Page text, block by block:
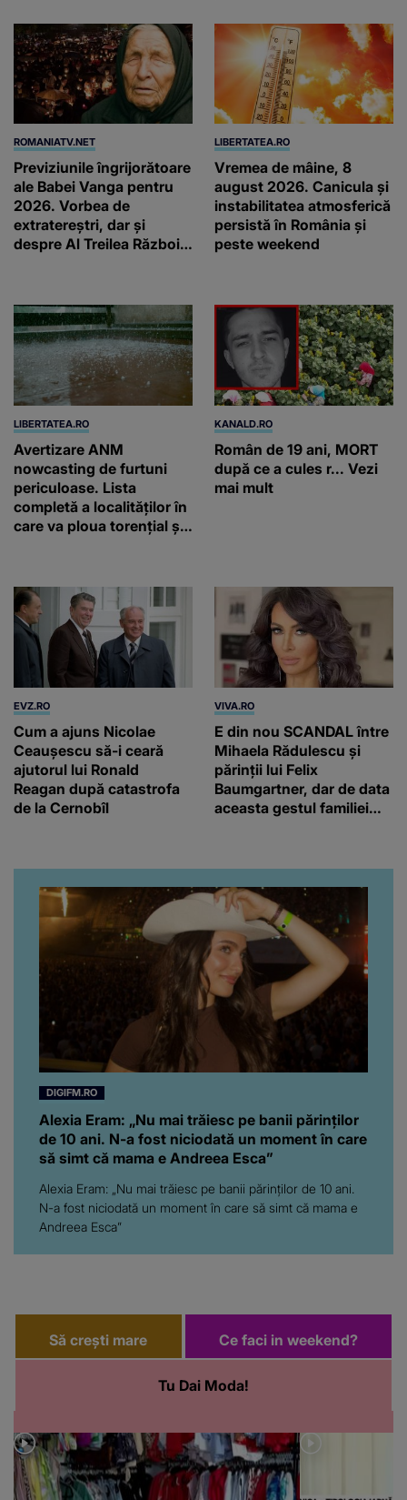
ROMANIATV.NET
Previziunile îngrijorătoare
ale Babei Vanga pentru
2026. Vorbea de
extratereștri, dar și
despre Al Treilea Război
LIBERTATEA.RO
Vremea de mâine, 8
august 2026. Canicula și
instabilitatea atmosferică
persistă în România și
peste weekend
LIBERTATEA.RO
Avertizare ANM
nowcasting de furtuni
periculoase. Lista
completă a localităților în
care va ploua torențial și
KANALD.RO
Român de 19 ani, MORT
după ce a cules r... Vezi
mai mult
EVZ.RO
Cum a ajuns Nicolae
Ceaușescu să-i ceară
ajutorul lui Ronald
Reagan după catastrofa
de la Cernobîl
VIVA.RO
E din nou SCANDAL între
Mihaela Rădulescu și
părinții lui Felix
Baumgartner, dar de data
aceasta gestul familiei
noastră! Fostei
prezentatoare nici că-i
vine să creadă că s-a
ajuns până aici, dar e
adevărat, au făcut-o și pe
asta! Și ce a ieșit la iveală
ar fi prea mult pentru
oricine: "Cu… mine, fata
româncă...”
DIGIFM.RO
Alexia Eram: „Nu mai trăiesc pe banii părinților
de 10 ani. N-a fost niciodată un moment în care
să simt că mama e Andreea Esca”
Alexia Eram: „Nu mai trăiesc pe banii părinților de 10 ani.
N-a fost niciodată un moment în care să simt că mama e
Andreea Esca”
Să crești mare
Tu Dai Moda!
Ce faci in weekend?